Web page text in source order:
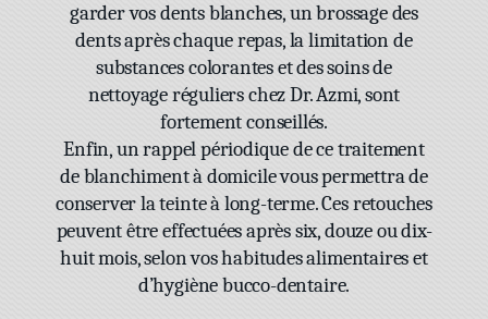
garder vos dents blanches, un brossage des
dents après chaque repas, la limitation de
substances colorantes et des soins de
nettoyage réguliers chez Dr. Azmi, sont
fortement conseillés.
Enfin, un rappel périodique de ce traitement
de blanchiment à domicile vous permettra de
conserver la teinte à long-terme. Ces retouches
peuvent être effectuées après six, douze ou dix-
huit mois, selon vos habitudes alimentaires et
d’hygiène bucco-dentaire.